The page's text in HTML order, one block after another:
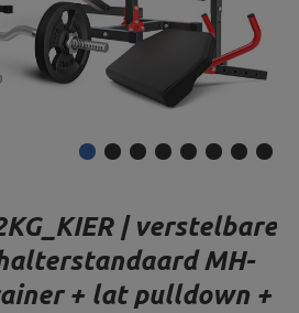
| verstelbare
MH-
+ lat pulldown +